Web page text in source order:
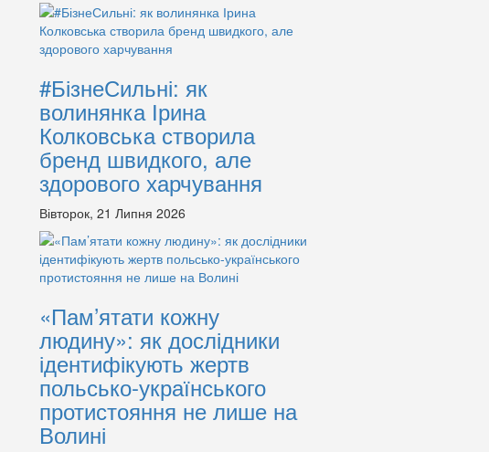
#БізнеСильні: як
волинянка Ірина
Колковська створила
бренд швидкого, але
здорового харчування
Вівторок, 21 Липня 2026
«Пам’ятати кожну
людину»: як дослідники
ідентифікують жертв
польсько-українського
протистояння не лише на
Волині